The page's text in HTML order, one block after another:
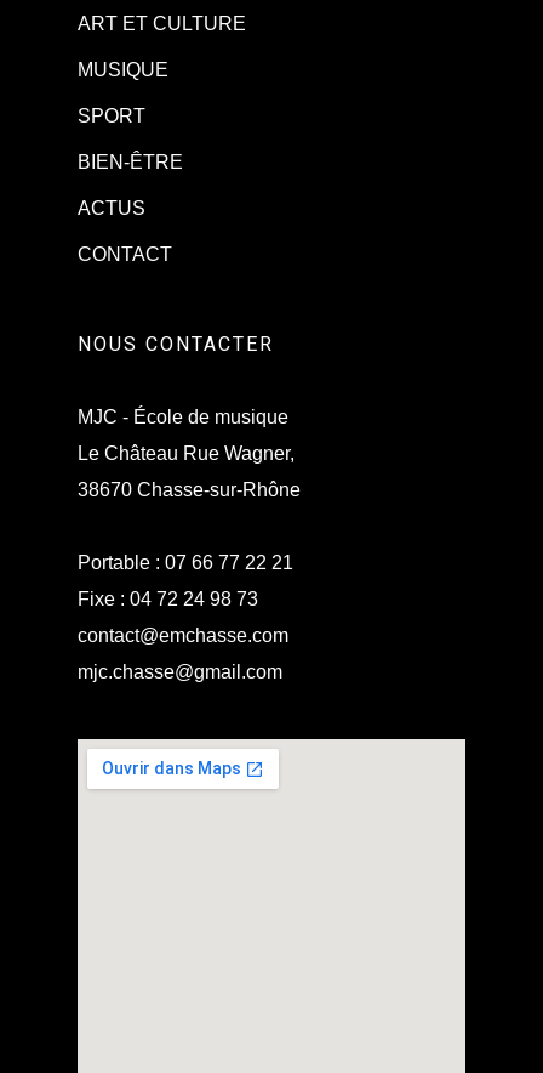
ART ET CULTURE
MUSIQUE
SPORT
BIEN-ÊTRE
ACTUS
CONTACT
NOUS CONTACTER
MJC - École de musique
Le Château Rue Wagner,
38670 Chasse-sur-Rhône
Portable : 07 66 77 22 21
Fixe : 04 72 24 98 73
contact@emchasse.com
mjc.chasse@gmail.com